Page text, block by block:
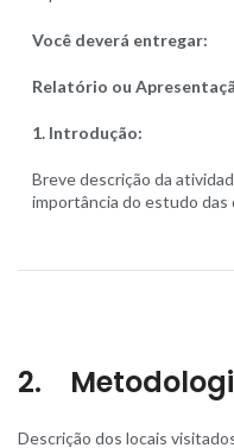
Você deverá entregar:
Relatório ou
1. Introdução:
Breve descrição da
importância do estudo
2.
Descrição dos locais